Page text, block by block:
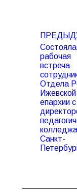
записям
запись:
рабочая
встреча
Отдела
Ижевской
епархии с
Санкт-